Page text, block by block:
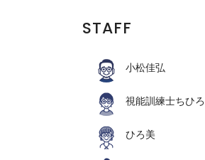
STAFF
小松佳弘
視能訓練士ちひろ
ひろ美